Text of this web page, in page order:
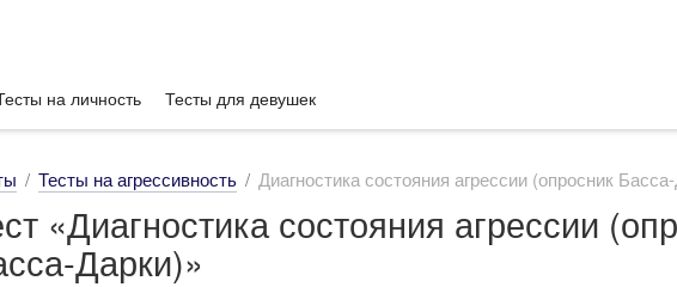
на личность Тесты для девушек
Тесты на агрессивность Диагностика состояния агрессии (опросник
«Диагностика состояния агрессии
Дарки)»